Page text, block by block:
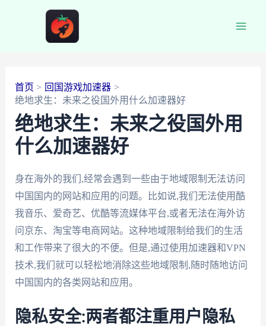
首页
回国游戏加速器
绝地求生：未来之役国外用什么加速器好
绝地求生：未来之役国外用
什么加速器好
身在海外的我们,经常会遇到一些由于地域限制无法访问
中国国内的网站和应用的问题。比如说,我们无法使用酷
我音乐、爱奇艺、优酷等流媒体平台,或者无法在海外访
问京东、淘宝等电商网站。这种地域限制给我们的生活
和工作带来了很大的不便。但是,通过使用加速器和VPN
技术,我们就可以轻松地消除这些地域限制,随时随地访问
中国国内的各类网站和应用。
隐私安全:两者都注重用户隐私